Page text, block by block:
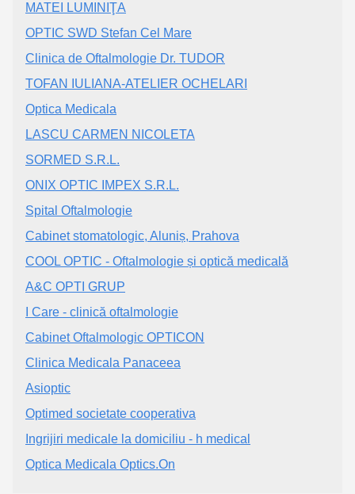
MATEI LUMINIŢA
OPTIC SWD Stefan Cel Mare
Clinica de Oftalmologie Dr. TUDOR
TOFAN IULIANA-ATELIER OCHELARI
Optica Medicala
LASCU CARMEN NICOLETA
SORMED S.R.L.
ONIX OPTIC IMPEX S.R.L.
Spital Oftalmologie
Cabinet stomatologic, Aluniș, Prahova
COOL OPTIC - Oftalmologie și optică medicală
A&C OPTI GRUP
I Care - clinică oftalmologie
Cabinet Oftalmologic OPTICON
Clinica Medicala Panaceea
Asioptic
Optimed societate cooperativa
Ingrijiri medicale la domiciliu - h medical
Optica Medicala Optics.On